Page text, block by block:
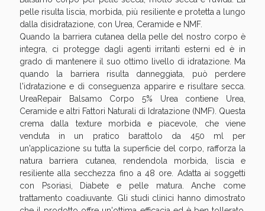
pelle risulta liscia, morbida, più resiliente e protetta a lungo
dalla disidratazione, con Urea, Ceramide e NMF.
Quando la barriera cutanea della pelle del nostro corpo è
integra, ci protegge dagli agenti irritanti esterni ed è in
grado di mantenere il suo ottimo livello di idratazione. Ma
quando la barriera risulta danneggiata, può perdere
l'idratazione e di conseguenza apparire e risultare secca.
UreaRepair Balsamo Corpo 5% Urea contiene Urea,
Ceramide e altri Fattori Naturali di Idratazione (NMF). Questa
crema dalla texture morbida e piacevole, che viene
venduta in un pratico barattolo da 450 ml per
un'applicazione su tutta la superficie del corpo, rafforza la
natura barriera cutanea, rendendola morbida, liscia e
resiliente alla secchezza fino a 48 ore. Adatta ai soggetti
con Psoriasi, Diabete e pelle matura. Anche come
trattamento coadiuvante. Gli studi clinici hanno dimostrato